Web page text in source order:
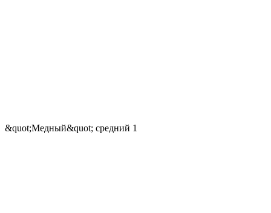
&quot;Медный&quot; средний 1